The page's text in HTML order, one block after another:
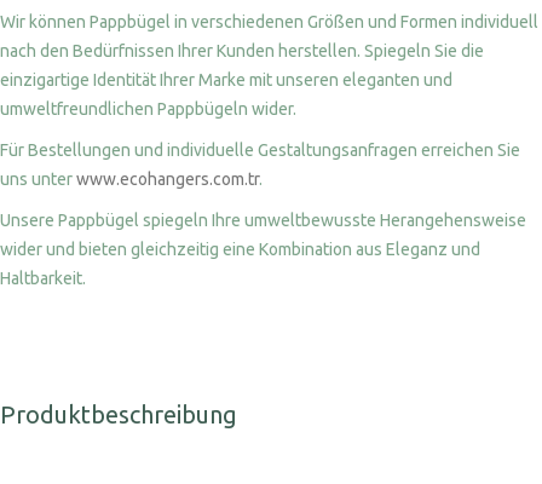
Wir können Pappbügel in verschiedenen Größen und Formen individuell
nach den Bedürfnissen Ihrer Kunden herstellen. Spiegeln Sie die
einzigartige Identität Ihrer Marke mit unseren eleganten und
umweltfreundlichen Pappbügeln wider.
Für Bestellungen und individuelle Gestaltungsanfragen erreichen Sie
uns unterwww.ecohangers.com.tr.
Unsere Pappbügel spiegeln Ihre umweltbewusste Herangehensweise
wider und bieten gleichzeitig eine Kombination aus Eleganz und
Haltbarkeit.
Produktbeschreibung